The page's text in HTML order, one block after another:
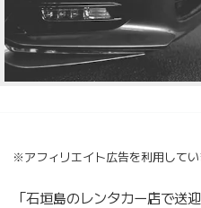
※アフィリエイト広告を利用して
「石垣島のレンタカー店で送